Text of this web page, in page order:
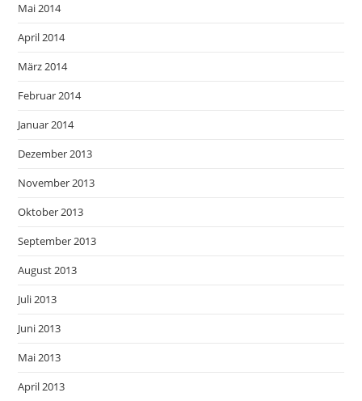
Mai 2014
April 2014
März 2014
Februar 2014
Januar 2014
Dezember 2013
November 2013
Oktober 2013
September 2013
August 2013
Juli 2013
Juni 2013
Mai 2013
April 2013